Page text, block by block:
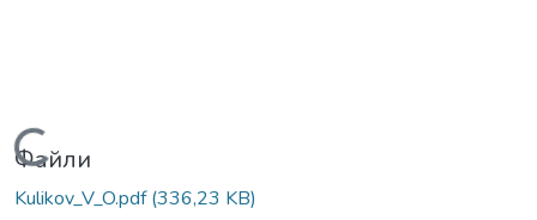
Вантажиться...
Файли
Kulikov_V_O.pdf(336,23 KB)